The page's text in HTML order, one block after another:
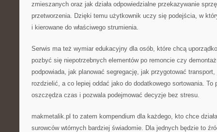
zmieszanych oraz jak działa odpowiedzialne przekazywanie
przetworzenia. Dzięki temu użytkownik uczy się podejścia, w
i kierowane do właściwego strumienia.
Serwis ma też wymiar edukacyjny dla osób, które chcą
pozbyć się niepotrzebnych elementów po remoncie czy
podpowiada, jak planować segregację, jak przygotować
rozdzielić, a co lepiej oddać jako do dodatkowego sortowania. To
oszczędza czas i pozwala podejmować decyzje bez stresu.
makmetalik.pl to zatem kompendium dla każdego, kto chce
surowców wtórnych bardziej świadomie. Dla jednych będzie to